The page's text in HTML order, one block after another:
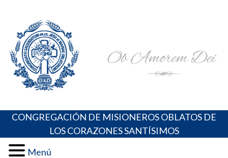
content
Portal de los Padres Oblatos. Advocaciones Marianas,
Oraciones, Música religiosa y más
CONGREGACIÓN DE MISIONEROS OBLATOS DE
LOS CORAZONES SANTÍSIMOS
Menú